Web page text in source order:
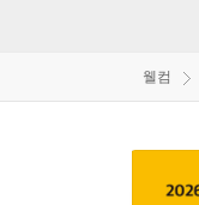
웰컴